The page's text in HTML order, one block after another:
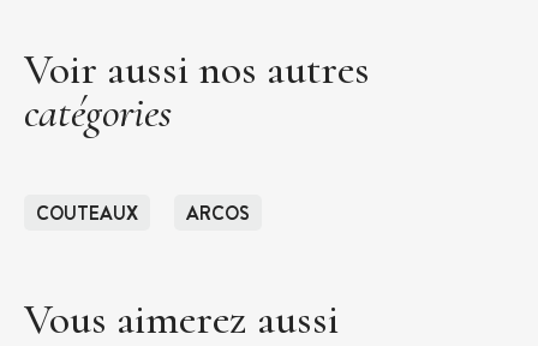
Voir aussi nos autres
catégories
COUTEAUX ARCOS
Vous aimerez aussi